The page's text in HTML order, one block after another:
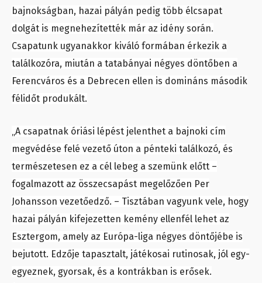
bajnokságban, hazai pályán pedig több élcsapat
dolgát is megnehezítették már az idény során.
Csapatunk ugyanakkor kiváló formában érkezik a
találkozóra, miután a tatabányai négyes döntőben a
Ferencváros és a Debrecen ellen is domináns második
félidőt produkált.
„A csapatnak óriási lépést jelenthet a bajnoki cím
megvédése felé vezető úton a pénteki találkozó, és
természetesen ez a cél lebeg a szemünk előtt –
fogalmazott az összecsapást megelőzően Per
Johansson vezetőedző. – Tisztában vagyunk vele, hogy
hazai pályán kifejezetten kemény ellenfél lehet az
Esztergom, amely az Európa-liga négyes döntőjébe is
bejutott. Edzője tapasztalt, játékosai rutinosak, jól egy-
egyeznek, gyorsak, és a kontrákban is erősek.